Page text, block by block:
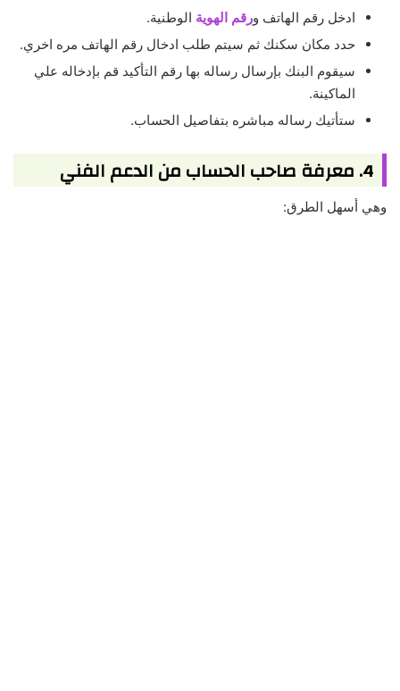
ادخل رقم الهاتف ورقم الهوية الوطنية.
حدد مكان سكنك ثم سيتم طلب ادخال رقم الهاتف مره اخري.
سيقوم البنك بإرسال رساله بها رقم التأكيد قم بإدخاله علي
الماكينة.
ستأتيك رساله مباشره بتفاصيل الحساب.
4. معرفة صاحب الحساب من الدعم الفني
وهي أسهل الطرق: